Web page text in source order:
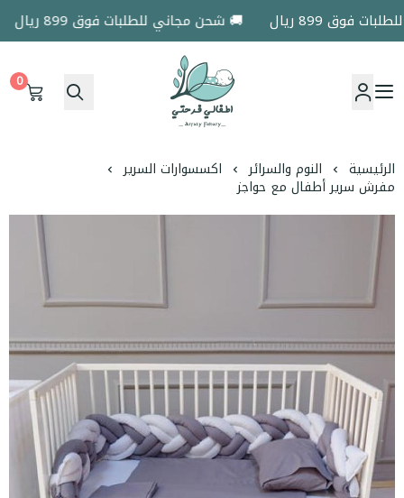
899 ريال 🚚 شحن مجاني للطلبات فوق 899 ريال
اطفالي فرحتي
0
الرئيسية النوم والسرائر اكسسوارات السرير
مفرش سرير أطفال مع حواجز